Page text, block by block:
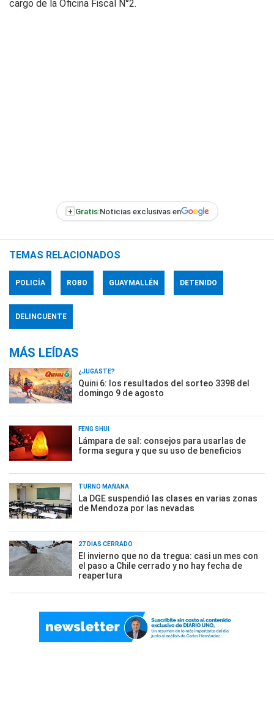
cargo de la Oficina Fiscal N°2.
+ Gratis:Noticias exclusivas en
TEMAS RELACIONADOS
POLICÍA ROBO GUAYMALLÉN DETENIDO
DELINCUENTE
MÁS LEÍDAS
¿JUGASTE?
Quini 6: los resultados del sorteo 3398 del
domingo 9 de agosto
FENG SHUI
Lámpara de sal: consejos para usarlas de
forma segura y que su uso de beneficios
TURNO MAÑANA
La DGE suspendió las clases en varias zonas
de Mendoza por las nevadas
27 DÍAS CERRADO
El invierno que no da tregua: casi un mes con
el paso a Chile cerrado y no hay fecha de
reapertura